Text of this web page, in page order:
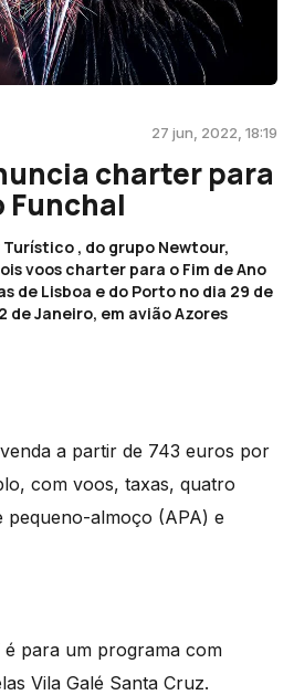
27 jun, 2022, 18:19
charter para
Funchal
, do grupo Newtour,
voos charter para o Fim de Ano
de Lisboa e do Porto no dia 29 de
de Janeiro, em avião Azores
a partir de 743 euros por
com voos, taxas, quatro
pequeno-almoço (APA) e
é para um programa com
Vila Galé Santa Cruz.